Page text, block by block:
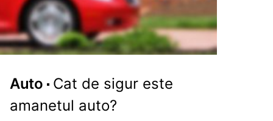
Auto
Cat de sigur este
amanetul auto?